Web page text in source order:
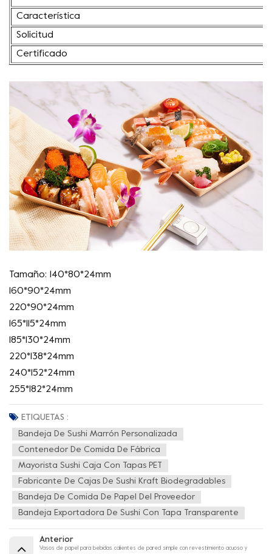
Característica
Solicitud
Certificado
Tamaño: 140*80*24mm
160*90*24mm
220*90*24mm
165*115*24mm
185*130*24mm
220*138*24mm
240*152*24mm
255*182*24mm
ETIQUETAS :
Bandeja De Sushi Marrón Personalizada
Contenedor De Comida De Fábrica
Mayorista Sushi Caja Con Tapas PET
Fabricante De Cajas De Sushi Kraft Biodegradables
Bandeja De Comida De Papel Del Proveedor
Bandeja Exportadora De Sushi Con Tapa Transparente
Anterior
Vasos de papel para bebidas calientes de pared simple con revestimiento acuoso y